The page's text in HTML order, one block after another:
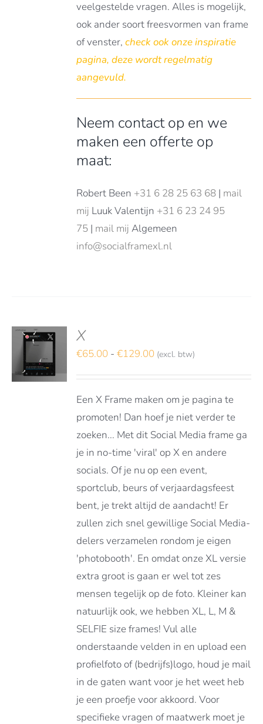
veelgestelde vragen. Alles is mogelijk,
ook ander soort freesvormen van frame
of venster,check ook onzeinspiratie
pagina, deze wordt regelmatig
aangevuld.
Neem contact op en we
maken een offerte op
maat:
Robert Been +31 6 28 25 63 68 | mail
mij Luuk Valentijn +31 6 23 24 95
75 | mail mij Algemeen
info@socialframexl.nl
X
€65.00 - €129.00Prijsklasse:
€129.00
(excl. btw)
Een X Frame maken om je pagina te
promoten! Dan hoef je niet verder te
zoeken... Met dit Social Media frame ga
je in no-time 'viral' op X en andere
socials. Of je nu op een event,
sportclub, beurs of verjaardagsfeest
bent, je trekt altijd de aandacht! Er
zullen zich snel gewillige Social Media-
delers verzamelen rondom je eigen
'photobooth'. En omdat onze XL versie
extra groot is gaan er wel tot zes
mensen tegelijk op de foto. Kleiner kan
natuurlijk ook, we hebben XL, L, M &
SELFIE size frames! Vul alle
onderstaande velden in en upload een
profielfoto of (bedrijfs)logo, houd je mail
in de gaten want voor je het weet heb
je een proefje voor akkoord. Voor
specifieke vragen of maatwerk moet je